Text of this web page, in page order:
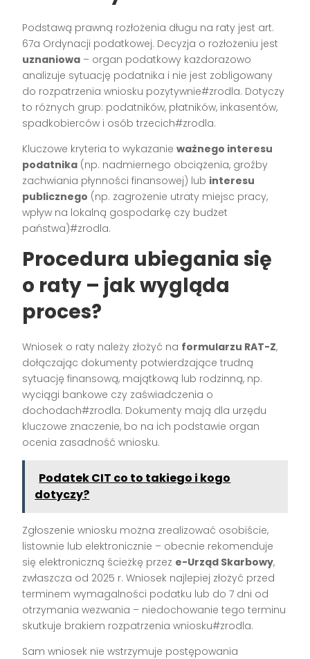
Podstawą prawną rozłożenia długu na raty jest art.
67a Ordynacji podatkowej. Decyzja o rozłożeniu jest
uznaniowa – organ podatkowy każdorazowo
analizuje sytuację podatnika i nie jest zobligowany
do rozpatrzenia wniosku pozytywnie#zrodla. Dotyczy
to różnych grup: podatników, płatników, inkasentów,
spadkobierców i osób trzecich#zrodla.
Kluczowe kryteria to wykazanieważnego interesu
podatnika (np. nadmiernego obciążenia, groźby
zachwiania płynności finansowej) lub interesu
publicznego (np. zagrożenie utraty miejsc pracy,
wpływ na lokalną gospodarkę czy budżet
państwa)#zrodla.
Procedura ubiegania się
o raty – jak wygląda
proces?
Wniosek o raty należy złożyć na formularzu RAT-Z,
dołączając dokumenty potwierdzające trudną
sytuację finansową, majątkową lub rodzinną, np.
wyciągi bankowe czy zaświadczenia o
dochodach#zrodla. Dokumenty mają dla urzędu
kluczowe znaczenie, bo na ich podstawie organ
ocenia zasadność wniosku.
Podatek CIT co to takiego i kogo
dotyczy?
Zgłoszenie wniosku można zrealizować osobiście,
listownie lub elektronicznie – obecnie rekomenduje
się elektroniczną ścieżkę przez e-Urząd Skarbowy,
zwłaszcza od 2025 r. Wniosek najlepiej złożyć przed
terminem wymagalności podatku lub do 7 dni od
otrzymania wezwania – niedochowanie tego terminu
skutkuje brakiem rozpatrzenia wniosku#zrodla.
Sam wniosek nie wstrzymuje postępowania